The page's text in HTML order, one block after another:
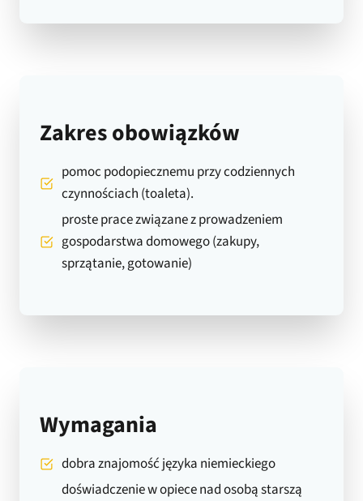
Zakres obowiązków
pomoc podopiecznemu przy codziennych
czynnościach (toaleta).
proste prace związane z prowadzeniem
gospodarstwa domowego (zakupy,
sprzątanie, gotowanie)
Wymagania
dobra znajomość języka niemieckiego
doświadczenie w opiece nad osobą starszą